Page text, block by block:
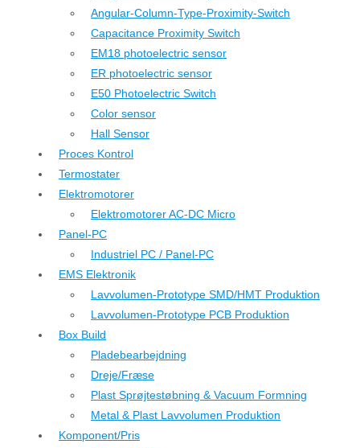
Angular-Column-Type-Proximity-Switch
Capacitance Proximity Switch
EM18 photoelectric sensor
ER photoelectric sensor
E50 Photoelectric Switch
Color sensor
Hall Sensor
Proces Kontrol
Termostater
Elektromotorer
Elektromotorer AC-DC Micro
Panel-PC
Industriel PC / Panel-PC
EMS Elektronik
Lavvolumen-Prototype SMD/HMT Produktion
Lavvolumen-Prototype PCB Produktion
Box Build
Pladebearbejdning
Dreje/Fræse
Plast Sprøjtestøbning & Vacuum Formning
Metal & Plast Lavvolumen Produktion
Komponent/Pris